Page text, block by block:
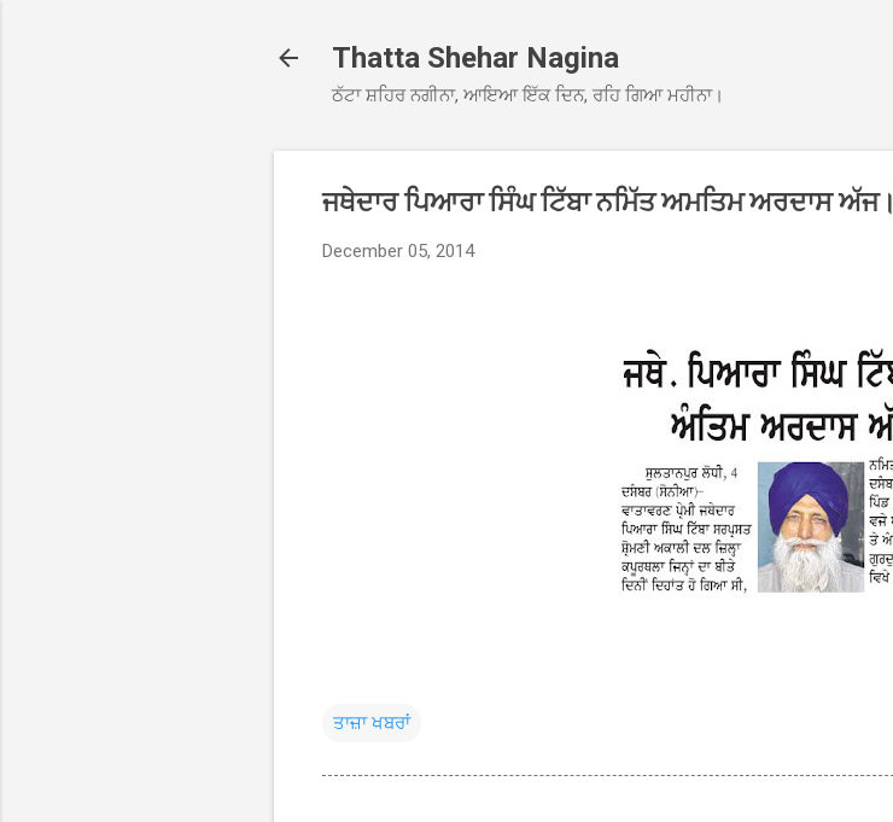
Thatta Shehar Nagina
ਠੱਟਾ ਸ਼ਹਿਰ ਨਗੀਨਾ, ਆਇਆ ਇੱਕ ਦਿਨ, ਰਹਿ ਗਿਆ ਮਹੀਨਾ।
ਜਥੇਦਾਰ ਪਿਆਰਾ ਸਿੰਘ ਟਿੱਬਾ ਨਮਿੱਤ ਅਮਤਿਮ ਅਰਦਾਸ ਅੱਜ।
December 05, 2014
ਤਾਜ਼ਾ ਖਬਰਾਂ